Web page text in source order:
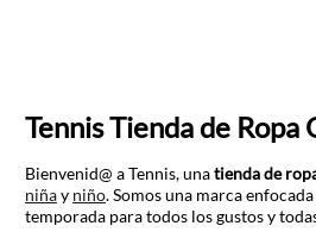
Tennis Tienda de Ropa
Bienvenid@ a Tennis, unatienda de
niñay niño. Somos una marca
temporada para todos los gustos y